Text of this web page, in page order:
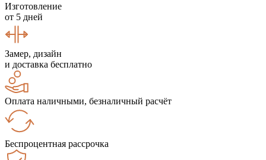
Изготовление
от 5 дней
Замер, дизайн
и доставка бесплатно
Оплата наличными, безналичный расчёт
Беспроцентная рассрочка